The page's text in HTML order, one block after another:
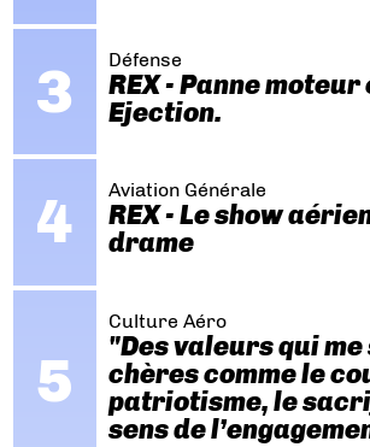
Défense
REX - Panne moteur
Ejection.
Aviation Générale
REX - Le show
drame
Culture Aéro
"Des valeurs qui me
chères comme le
patriotisme, le
sens de